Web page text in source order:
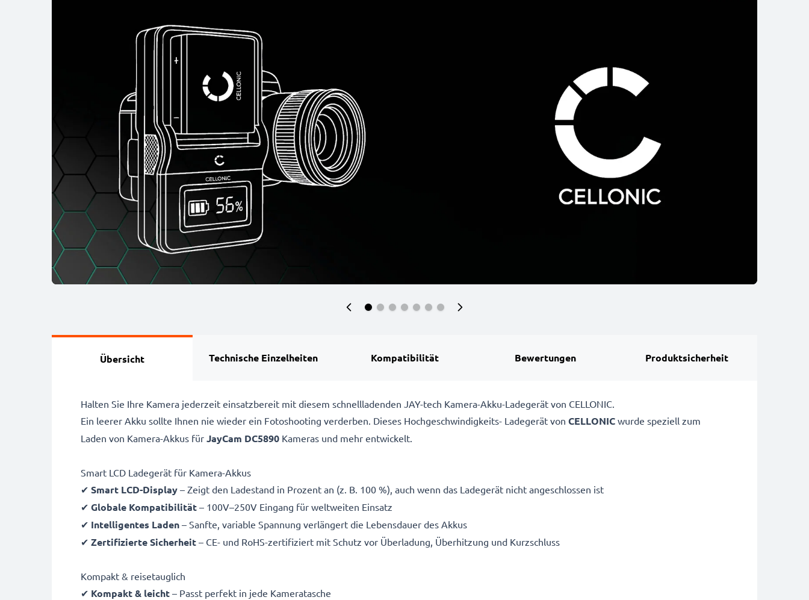
Übersicht Technische Einzelheiten Kompatibilität Bewertungen Produktsicherheit
Halten Sie Ihre Kamera jederzeit einsatzbereit mit diesem schnellladenden JAY-tech Kamera-Akku-Ladegerät von CELLONIC.
Ein leerer Akku sollte Ihnen nie wieder ein Fotoshooting verderben. Dieses Hochgeschwindigkeits- Ladegerät von CELLONIC wurde speziell zum
Laden von Kamera-Akkus für JayCam DC5890 Kameras und mehr entwickelt.
Smart LCD Ladegerät für Kamera-Akkus
✔ Smart LCD-Display – Zeigt den Ladestand in Prozent an (z. B. 100 %), auch wenn das Ladegerät nicht angeschlossen ist
✔ Globale Kompatibilität – 100V–250V Eingang für weltweiten Einsatz
✔ Intelligentes Laden – Sanfte, variable Spannung verlängert die Lebensdauer des Akkus
✔ Zertifizierte Sicherheit – CE- und RoHS-zertifiziert mit Schutz vor Überladung, Überhitzung und Kurzschluss
Kompakt & reisetauglich
✔ Kompakt & leicht – Passt perfekt in jede Kameratasche